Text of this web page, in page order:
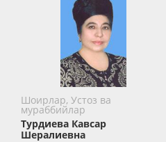
Шоирлар, Устоз ва
мураббийлар
Турдиева Кавсар
Шералиевна